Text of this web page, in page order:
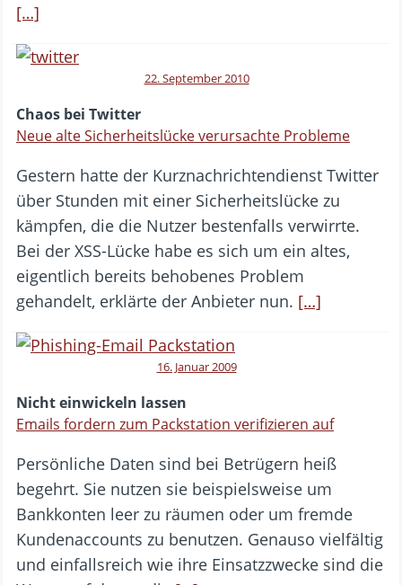
[…]
22. September 2010
Chaos bei Twitter
Neue alte Sicherheitslücke verursachte Probleme
Gestern hatte der Kurznachrichtendienst Twitter
über Stunden mit einer Sicherheitslücke zu
kämpfen, die die Nutzer bestenfalls verwirrte.
Bei der XSS-Lücke habe es sich um ein altes,
eigentlich bereits behobenes Problem
gehandelt, erklärte der Anbieter nun. […]
16. Januar 2009
Nicht einwickeln lassen
Emails fordern zum Packstation verifizieren auf
Persönliche Daten sind bei Betrügern heiß
begehrt. Sie nutzen sie beispielsweise um
Bankkonten leer zu räumen oder um fremde
Kundenaccounts zu benutzen. Genauso vielfältig
und einfallsreich wie ihre Einsatzzwecke sind die